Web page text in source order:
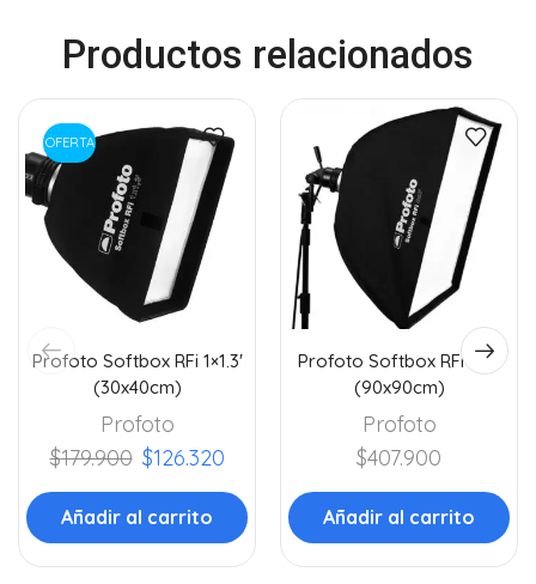
Productos relacionados
OFERTA
Profoto Softbox RFi 1×1.3′
(30x40cm)
Profoto
$179.900 $126.320
Añadir al carrito
Profoto Softbox RFi 3×3′
(90x90cm)
Profoto
$407.900
Añadir al carrito